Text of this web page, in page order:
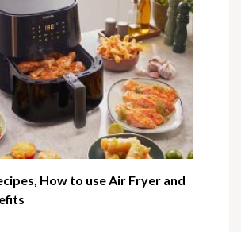
How to use Air Fryer and